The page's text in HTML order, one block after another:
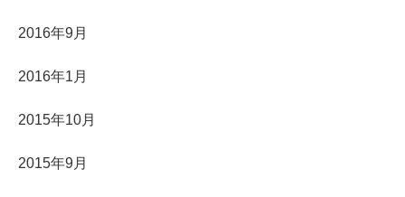
2016年9月
2016年1月
2015年10月
2015年9月